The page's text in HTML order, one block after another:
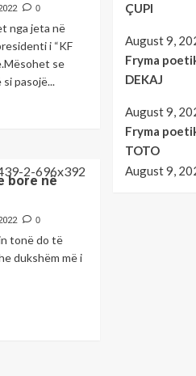
0
jeta në
i “KF
se
pasojë...
bore në
0
do të
dukshëm më i
ÇUPI
August 9,
Fryma
DEKAJ
August 9,
Fryma
TOTO
August 9,